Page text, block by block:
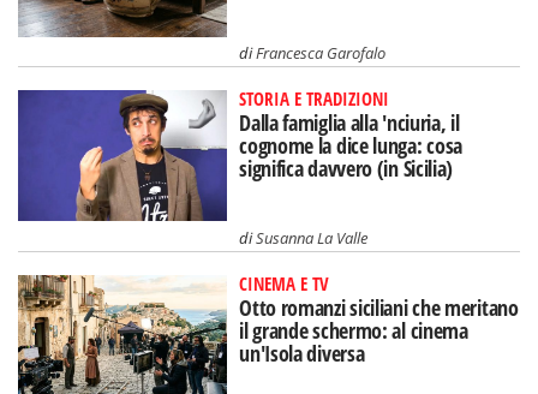
diFrancesca Garofalo
STORIA E TRADIZIONI
Dalla famiglia alla 'nciuria, il
cognome la dice lunga: cosa
significa davvero (in Sicilia)
diSusanna La Valle
CINEMA E TV
Otto romanzi siciliani che meritano
il grande schermo: al cinema
un'Isola diversa